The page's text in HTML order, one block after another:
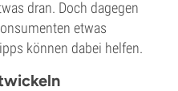
dran. Doch dagegen
etwas
können dabei helfen.